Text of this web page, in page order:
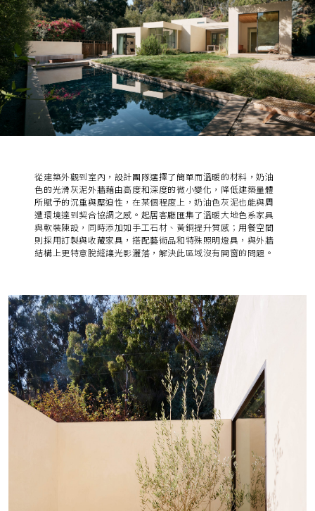
從建築外觀到室內， 設計團隊選擇了簡單而溫暖的材料，奶油
色的光滑灰泥外牆藉由高度和深度的微小變化，降低建築量體
所賦予的沉重與壓迫性 ，在某個程度上，奶油色灰泥也能與周
遭環境達到契合協調之感。起居客廳匯集了溫暖大地色系家具
與軟裝陳設，同時添加如手工石材、黃銅提升質感；用餐空間
則採用訂製與收藏家具，搭配藝術品和特殊照明燈具 ，與外牆
結構上更特意脫縫讓光影灑落，解決此區域沒有開窗的問題。